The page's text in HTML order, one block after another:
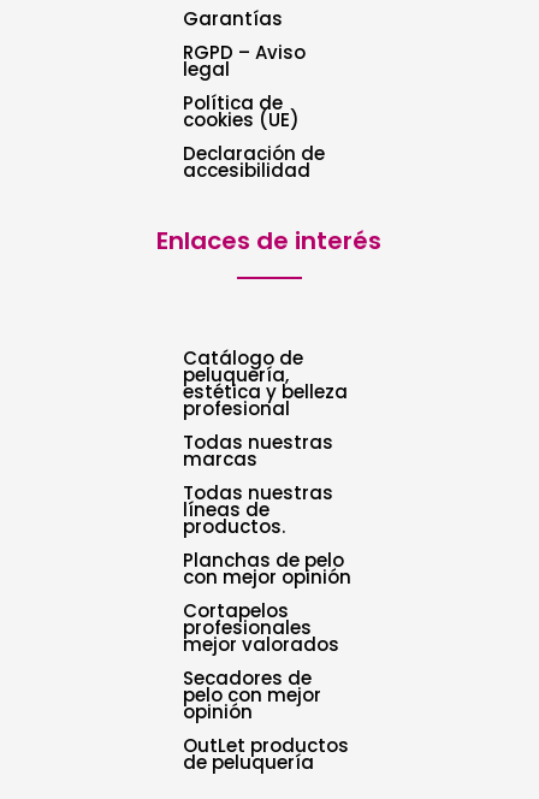
Garantías
RGPD – Aviso
legal
Política de
cookies (UE)
Declaración de
accesibilidad
Enlaces de interés
Catálogo de
peluquería,
estética y belleza
profesional
Todas nuestras
marcas
Todas nuestras
líneas de
productos.
Planchas de pelo
con mejor opinión
Cortapelos
profesionales
mejor valorados
Secadores de
pelo con mejor
opinión
OutLet productos
de peluquería